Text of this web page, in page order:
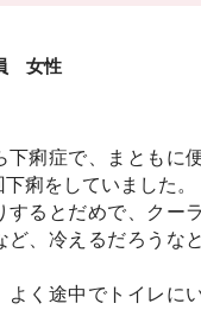
女性
下痢症で、まともに
痢をしていました。
するとだめで、クー
ど、冷えるだろうな
よく途中でトイレに